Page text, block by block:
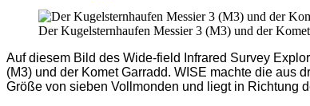
Der Kugelsternhaufen Messier 3 (M3) und der
Auf diesem Bild des Wide-field Infrared Survey
(M3) und der Komet Garradd. WISE machte die aus
Größe von sieben Vollmonden und liegt in Richtung